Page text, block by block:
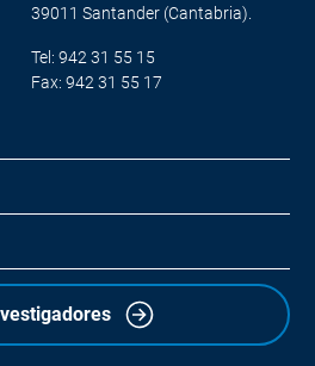
39011 Santander (Cantabria).
Tel: 942 31 55 15
Fax: 942 31 55 17